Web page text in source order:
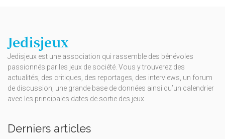
Jedisjeux
Jedisjeux est une association qui rassemble des bénévoles
passionnés par les jeux de société. Vous y trouverez des
actualités, des critiques, des reportages, des interviews, un forum
de discussion, une grande base de données ainsi qu’un calendrier
avec les principales dates de sortie des jeux.
Derniers articles